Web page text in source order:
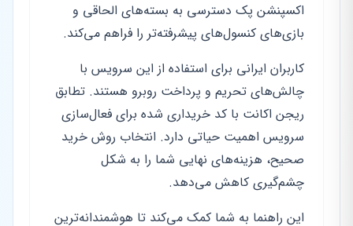
اکسپنشن پک دسترسی به بسته‌های الحاقی و
بازی‌های کنسول‌های پیشرفته‌تر را فراهم می‌کند.
کاربران ایرانی برای استفاده از این سرویس با
چالش‌های تحریم و پرداخت روبرو هستند. تطابق
ریجن اکانت با کد خریداری شده برای فعال‌سازی
سرویس اهمیت حیاتی دارد. انتخاب روش خرید
صحیح، هزینه‌های نهایی شما را به شکل
چشم‌گیری کاهش می‌دهد.
این راهنما به شما کمک می‌کند تا هوشمندانه‌ترین